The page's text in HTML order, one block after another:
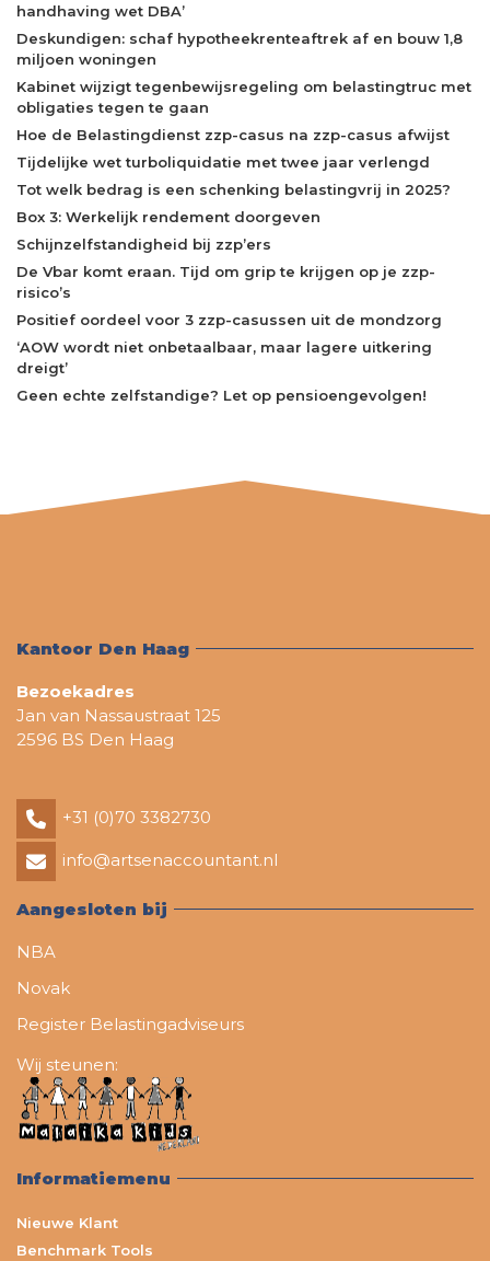
handhaving wet DBA’
Deskundigen: schaf hypotheekrenteaftrek af en bouw 1,8
miljoen woningen
Kabinet wijzigt tegenbewijsregeling om belastingtruc met
obligaties tegen te gaan
Hoe de Belastingdienst zzp-casus na zzp-casus afwijst
Tijdelijke wet turboliquidatie met twee jaar verlengd
Tot welk bedrag is een schenking belastingvrij in 2025?
Box 3: Werkelijk rendement doorgeven
Schijnzelfstandigheid bij zzp’ers
De Vbar komt eraan. Tijd om grip te krijgen op je zzp-
risico’s
Positief oordeel voor 3 zzp-casussen uit de mondzorg
‘AOW wordt niet onbetaalbaar, maar lagere uitkering
dreigt’
Geen echte zelfstandige? Let op pensioengevolgen!
Kantoor Den Haag
Bezoekadres
Jan van Nassaustraat 125
2596 BS Den Haag
+31 (0)70 3382730
info@artsenaccountant.nl
Aangesloten bij
NBA
Novak
Register Belastingadviseurs
Wij steunen:
Informatiemenu
Nieuwe Klant
Benchmark Tools